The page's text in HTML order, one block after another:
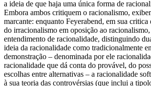
a ideia de que haja uma única forma de
Embora ambos critiquem o racionalismo,
marcante: enquanto Feyerabend, em sua critica
do irracionalismo em oposição ao
entendimento de racionalidade, distinguindo
ideia da racionalidade como tradicionalmente
demonstração – denominada por ele
racionalidade que dá conta do provável, do
escolhas entre alternativas – a racionalidade
à sua teoria das controvérsias (que inclui a